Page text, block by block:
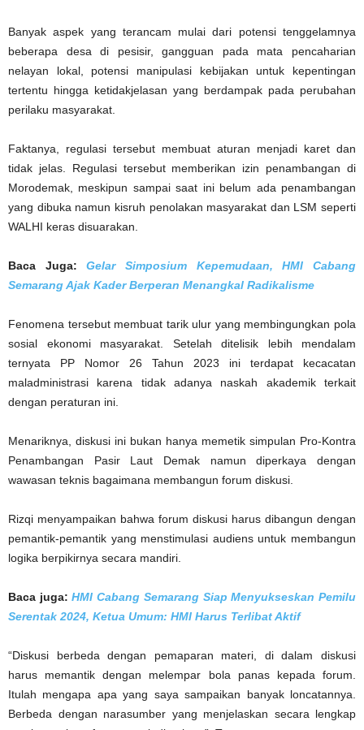
Banyak aspek yang terancam mulai dari potensi tenggelamnya
beberapa desa di pesisir, gangguan pada mata pencaharian
nelayan lokal, potensi manipulasi kebijakan untuk kepentingan
tertentu hingga ketidakjelasan yang berdampak pada perubahan
perilaku masyarakat.
Faktanya, regulasi tersebut membuat aturan menjadi karet dan
tidak jelas. Regulasi tersebut memberikan izin penambangan di
Morodemak, meskipun sampai saat ini belum ada penambangan
yang dibuka namun kisruh penolakan masyarakat dan LSM seperti
WALHI keras disuarakan.
Baca Juga:Gelar Simposium Kepemudaan, HMI Cabang
Semarang Ajak Kader Berperan Menangkal Radikalisme
Fenomena tersebut membuat tarik ulur yang membingungkan pola
sosial ekonomi masyarakat. Setelah ditelisik lebih mendalam
ternyata PP Nomor 26 Tahun 2023 ini terdapat kecacatan
maladministrasi karena tidak adanya naskah akademik terkait
dengan peraturan ini.
Menariknya, diskusi ini bukan hanya memetik simpulan Pro-Kontra
Penambangan Pasir Laut Demak namun diperkaya dengan
wawasan teknis bagaimana membangun forum diskusi.
Rizqi menyampaikan bahwa forum diskusi harus dibangun dengan
pemantik-pemantik yang menstimulasi audiens untuk membangun
logika berpikirnya secara mandiri.
Baca juga:HMI Cabang Semarang Siap Menyukseskan Pemilu
Serentak 2024, Ketua Umum: HMI Harus Terlibat Aktif
“Diskusi berbeda dengan pemaparan materi, di dalam diskusi
harus memantik dengan melempar bola panas kepada forum.
Itulah mengapa apa yang saya sampaikan banyak loncatannya.
Berbeda dengan narasumber yang menjelaskan secara lengkap